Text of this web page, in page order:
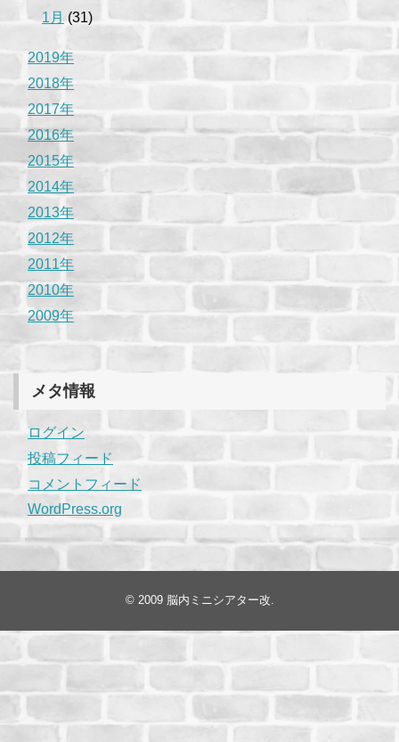
1月 (31)
2019年
2018年
2017年
2016年
2015年
2014年
2013年
2012年
2011年
2010年
2009年
メタ情報
ログイン
投稿フィード
コメントフィード
WordPress.org
© 2009 脳内ミニシアター改.